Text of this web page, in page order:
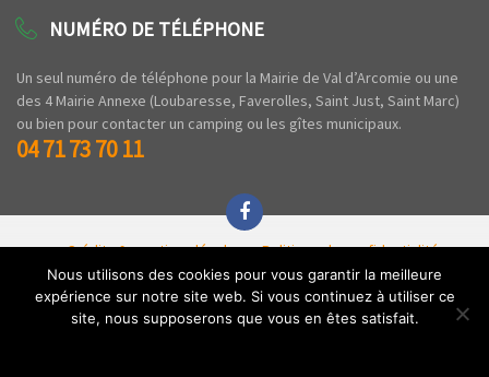
NUMÉRO DE TÉLÉPHONE
Un seul numéro de téléphone pour la Mairie de Val d’Arcomie ou une
des 4 Mairie Annexe (Loubaresse, Faverolles, Saint Just, Saint Marc)
ou bien pour contacter un camping ou les gîtes municipaux.
04 71 73 70 11
Crédits & mentions légales
Politique de confidentialité
Espace privé
Copyright © 2020 Commune de Val d'Arcomie - Tous droits réservés - Par l'Agence
Z'.
Nous utilisons des cookies pour vous garantir la meilleure
expérience sur notre site web. Si vous continuez à utiliser ce
site, nous supposerons que vous en êtes satisfait.